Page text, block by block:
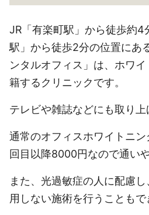
JR「有楽町駅」から徒歩約4
駅」から徒歩2分の位置にあ
ンタルオフィス」は、ホワ
籍するクリニックです。
テレビや雑誌などにも取り上
通常のオフィスホワイトニ
回目以降8000円なので通いや
また、光過敏症の人に配慮
用しない施術を行うこともで